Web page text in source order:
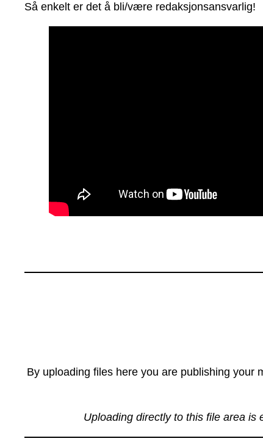
Så enkelt er det å bli/være redaksjonsansvarlig!
By uploading files here you are publishing your
Uploading directly to this file area is